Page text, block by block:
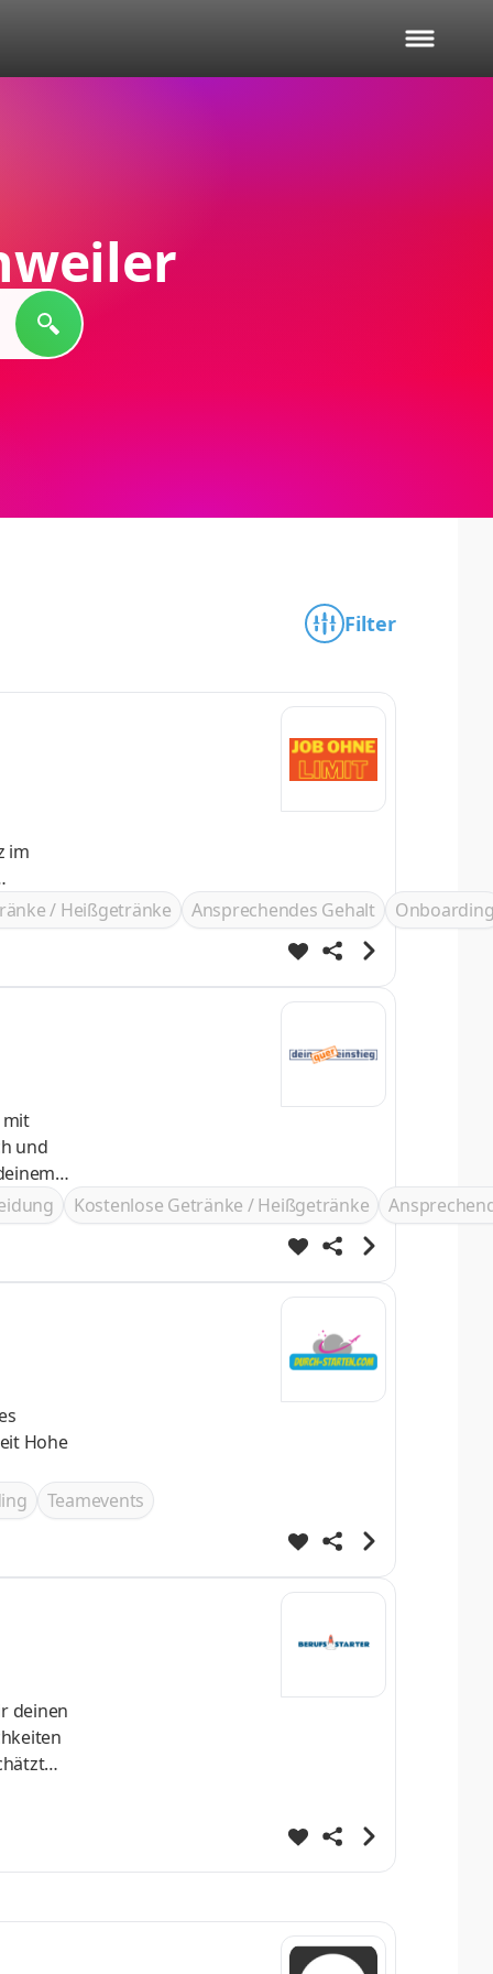
Filter
/ Heißgetränke Ansprechendes Gehalt
mit
zu
Kostenlose Getränke / Heißgetränke
Teamevents